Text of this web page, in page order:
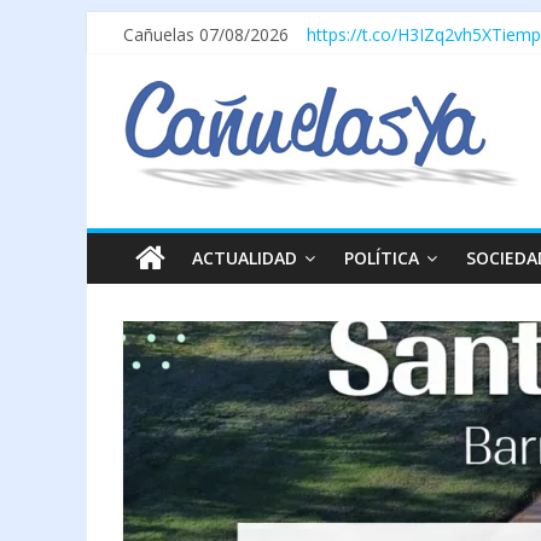
Cañuelas 07/08/2026 https://t.co/H3IZq2vh5X
ACTUALIDAD POLÍTICA